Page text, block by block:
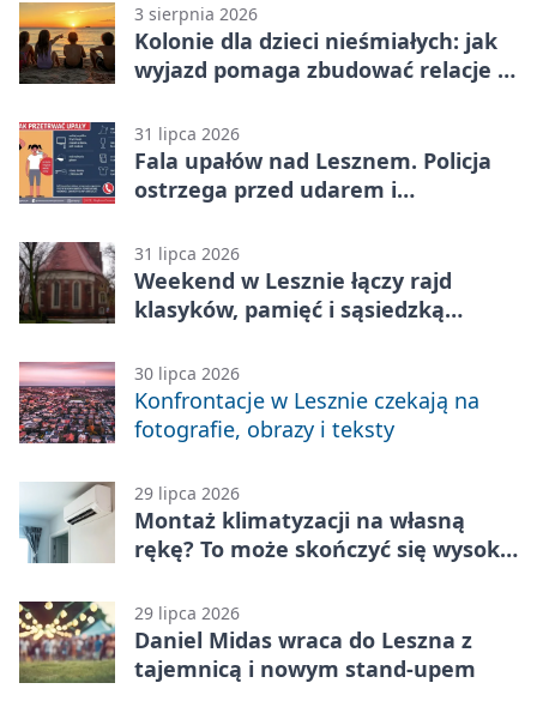
3 sierpnia 2026
Kolonie dla dzieci nieśmiałych: jak
wyjazd pomaga zbudować relacje z
31 lipca 2026
Fala upałów nad Lesznem. Policja
ostrzega przed udarem i
31 lipca 2026
Weekend w Lesznie łączy rajd
klasyków, pamięć i sąsiedzką
30 lipca 2026
Konfrontacje w Lesznie czekają na
fotografie, obrazy i teksty
29 lipca 2026
Montaż klimatyzacji na własną
rękę? To może skończyć się wysoką
29 lipca 2026
Daniel Midas wraca do Leszna z
tajemnicą i nowym stand-upem